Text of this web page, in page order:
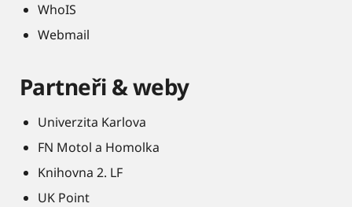
WhoIS
Webmail
Partneři & weby
Univerzita Karlova
FN Motol a Homolka
Knihovna 2. LF
UK Point